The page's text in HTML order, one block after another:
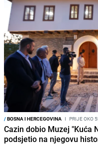
/BOSNA I HERCEGOVINA I PRIJE OKO
Cazin dobio Muzej "Kuća
podsjetio na njegovu